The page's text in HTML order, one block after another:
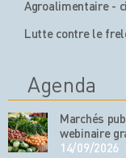
Agroalimentaire -
Lutte contre le
Agenda
Marchés
webinaire
14/09/2026